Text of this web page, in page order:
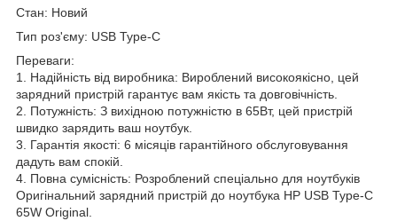
Стан: Новий
Тип роз'єму: USB Type-C
Переваги:
1. Надійність від виробника: Вироблений високоякісно, цей
зарядний пристрій гарантує вам якість та довговічність.
2. Потужність: З вихідною потужністю в 65Вт, цей пристрій
швидко зарядить ваш ноутбук.
3. Гарантія якості: 6 місяців гарантійного обслуговування
дадуть вам спокій.
4. Повна сумісність: Розроблений спеціально для ноутбуків
Оригінальний зарядний пристрій до ноутбука HP USB Type-C
65W Original.